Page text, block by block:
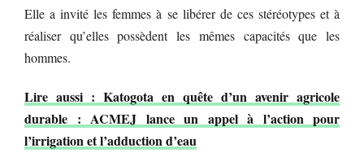
Elle a invité les femmes à se libérer de ces stéréotypes et à
réaliser qu’elles possèdent les mêmes capacités que les
hommes.
Lire aussi : Katogota en quête d’un avenir agricole
durable : ACMEJ lance un appel à l’action pour
l’irrigation et l’adduction d’eau